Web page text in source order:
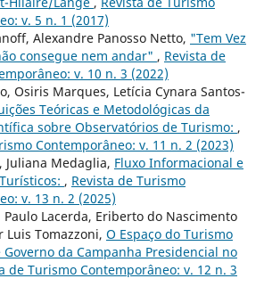
v. 5 n. 1 (2017)
Alexandre Panosso Netto, "Tem Vez
consegue nem andar" , Revista de
v. 10 n. 3 (2022)
Osiris Marques, Letícia Cynara Santos-
Teóricas e Metodológicas da
sobre Observatórios de Turismo: ,
Contemporâneo: v. 11 n. 2 (2023)
Juliana Medaglia, Fluxo Informacional e
, Revista de Turismo
v. 13 n. 2 (2025)
Paulo Lacerda, Eriberto do Nascimento
Luis Tomazzoni, O Espaço do Turismo
Governo da Campanha Presidencial no
de Turismo Contemporâneo: v. 12 n. 3